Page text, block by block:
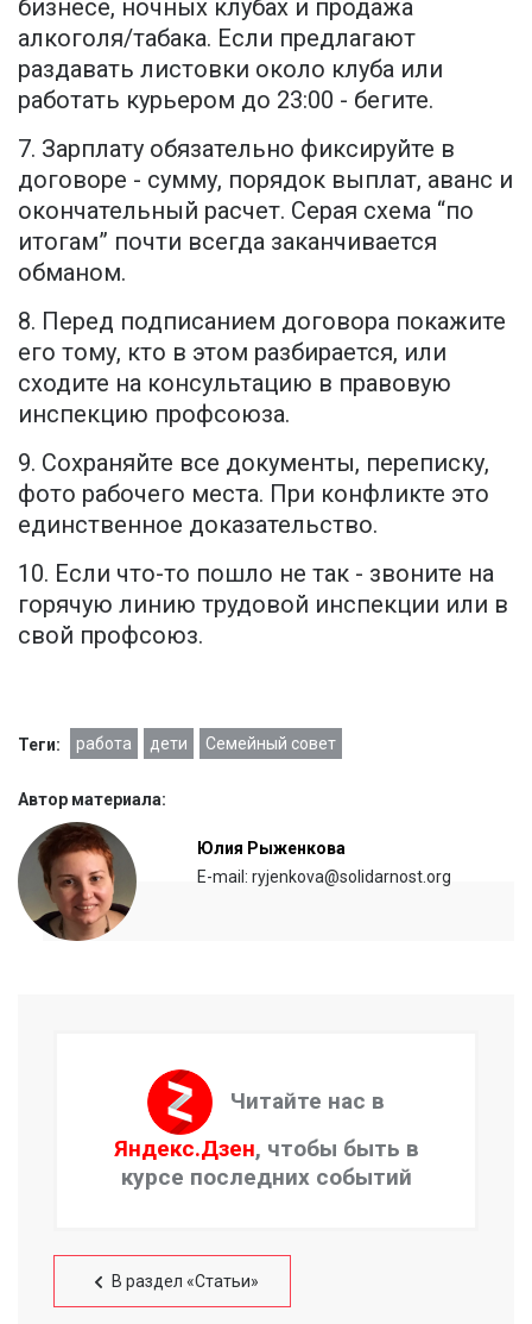
бизнесе, ночных клубах и продажа
алкоголя/табака. Если предлагают
раздавать листовки около клуба или
работать курьером до 23:00 - бегите.
7. Зарплату обязательно фиксируйте в
договоре - сумму, порядок выплат, аванс и
окончательный расчет. Серая схема “по
итогам” почти всегда заканчивается
обманом.
8. Перед подписанием договора покажите
его тому, кто в этом разбирается, или
сходите на консультацию в правовую
инспекцию профсоюза.
9. Сохраняйте все документы, переписку,
фото рабочего места. При конфликте это
единственное доказательство.
10. Если что-то пошло не так - звоните на
горячую линию трудовой инспекции или в
свой профсоюз.
Теги: работа дети Семейный совет
Автор материала:
Юлия Рыженкова
E-mail: ryjenkova@solidarnost.org
Читайте нас в
Яндекс.Дзен, чтобы быть в
курсе последних событий
В раздел «Статьи»